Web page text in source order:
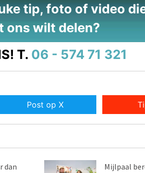
tip, foto of video
ons wilt delen?
T. 06 - 574 71 321
Post op X
dan
Mijlpaal